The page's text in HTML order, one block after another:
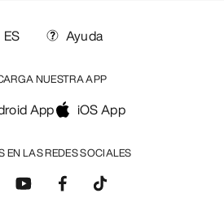
EN LAS REDES SOCIALES
ES Ayuda
NUESTRA APP
App iOS App